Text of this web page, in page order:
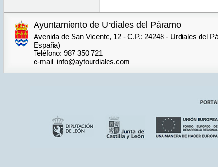
Ayuntamiento de Urdiales del Páramo
Avenida de San Vicente, 12 - C.P.: 24248 - Urdiales del
España)
Teléfono: 987 350 721
e-mail: info@aytourdiales.com